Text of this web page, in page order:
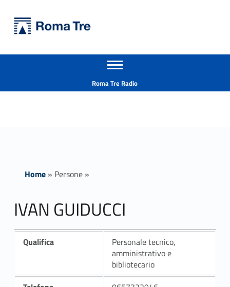
IVAN GUIDUCCI - Università Roma Tre
Apri il menu secondario
Roma Tre Radio
Home» Persone»
IVAN GUIDUCCI
Qualifica
Personale tecnico,
amministrativo e
bibliotecario